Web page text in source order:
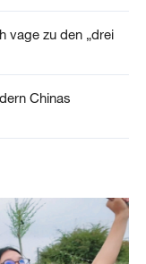
vage zu den „drei
Chinas